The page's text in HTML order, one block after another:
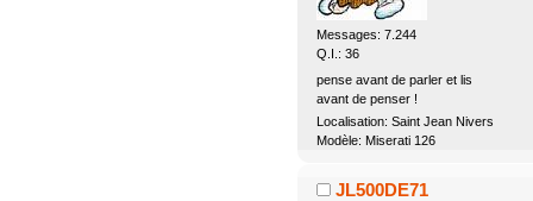
Messages: 7.244
Q.I.: 36
pense avant de parler et lis
avant de penser !
Localisation: Saint Jean Nivers
Modèle: Miserati 126
JL500DE71